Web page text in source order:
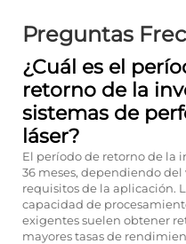
Preguntas
¿Cuál es el
retorno de la
sistemas de
láser?
El período de retorno de la
36 meses, dependiendo
requisitos de la aplicación.
capacidad de
exigentes suelen obtener
mayores tasas de